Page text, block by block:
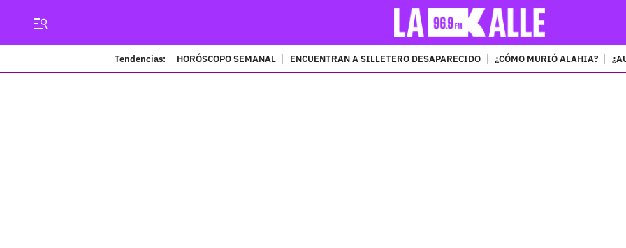
Tendencias: HORÓSCOPO SEMANAL ENCUENTRAN A SILLETERO DESAPARECIDO ¿CÓMO MURIÓ ALAHIA?